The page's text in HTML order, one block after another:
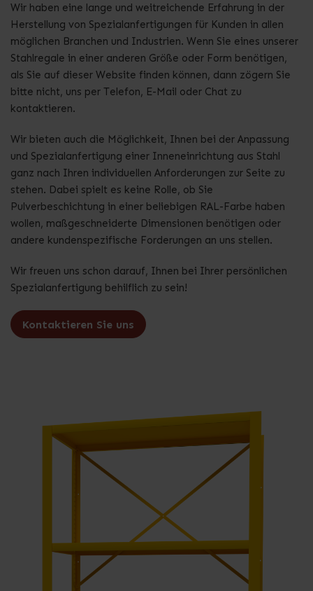
Wir haben eine lange und weitreichende Erfahrung in der
Herstellung von Spezialanfertigungen für Kunden in allen
möglichen Branchen und Industrien. Wenn Sie eines unserer
Stahlregale in einer anderen Größe oder Form benötigen,
als Sie auf dieser Website finden können, dann zögern Sie
bitte nicht, uns per Telefon, E-Mail oder Chat zu
kontaktieren.
Wir bieten auch die Möglichkeit, Ihnen bei der Anpassung
und Spezialanfertigung einer Inneneinrichtung aus Stahl
ganz nach Ihren individuellen Anforderungen zur Seite zu
stehen. Dabei spielt es keine Rolle, ob Sie
Pulverbeschichtung in einer beliebigen RAL-Farbe haben
wollen, maßgeschneiderte Dimensionen benötigen oder
andere kundenspezifische Forderungen an uns stellen.
Wir freuen uns schon darauf, Ihnen bei Ihrer persönlichen
Spezialanfertigung behilflich zu sein!
Kontaktieren Sie uns